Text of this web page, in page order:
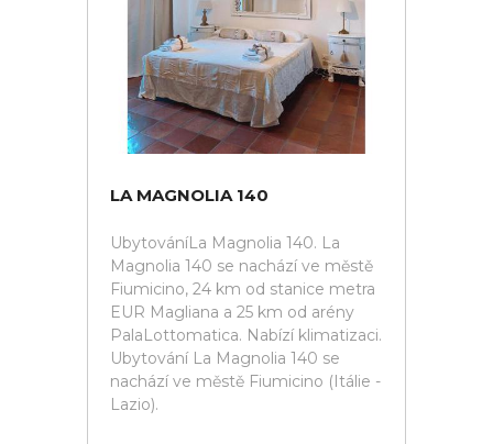
LA MAGNOLIA 140
UbytováníLa Magnolia 140. La
Magnolia 140 se nachází ve městě
Fiumicino, 24 km od stanice metra
EUR Magliana a 25 km od arény
PalaLottomatica. Nabízí klimatizaci.
Ubytování La Magnolia 140 se
nachází ve městě Fiumicino (Itálie -
Lazio).